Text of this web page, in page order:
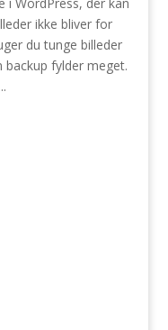
ikke bliver for
du tunge billeder
fylder meget.